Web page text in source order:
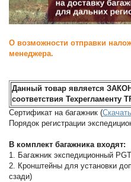
О возможности отправки
менеджера.
Данный товар является
соответствия Техрегламенту
Сертификат на багажник (
Порядок регистрации
В комплект багажника входят:
1. Багажник экспедиционный
2. Кронштейны для установки
сзади)